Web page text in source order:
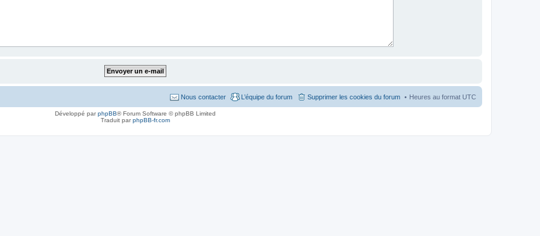
Heures au format UTC
Supprimer les cookies du forum
L’équipe du forum
Nous contacter
Développé parphpBB® Forum Software © phpBB Limited
Traduit parphpBB-fr.com